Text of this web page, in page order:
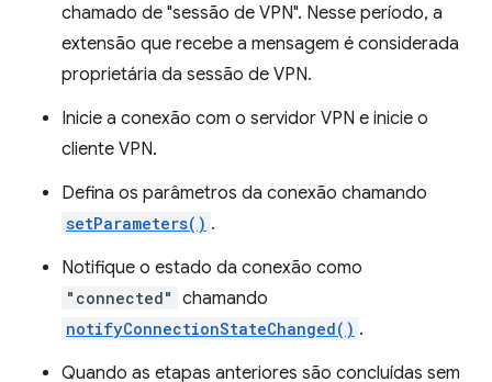
chamado de "sessão de VPN". Nesse período, a
extensão que recebe a mensagem é considerada
proprietária da sessão de VPN.
Inicie a conexão com o servidor VPN e inicie o
cliente VPN.
Defina os parâmetros da conexão chamando
setParameters() .
Notifique o estado da conexão como
"connected" chamando
notifyConnectionStateChanged() .
Quando as etapas anteriores são concluídas sem